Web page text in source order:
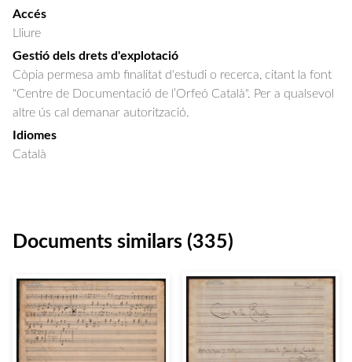
Accés
Lliure
Gestió dels drets d'explotació
Còpia permesa amb finalitat d'estudi o recerca, citant la font
"Centre de Documentació de l’Orfeó Català". Per a qualsevol
altre ús cal demanar autorització.
Idiomes
Català
Documents similars (335)